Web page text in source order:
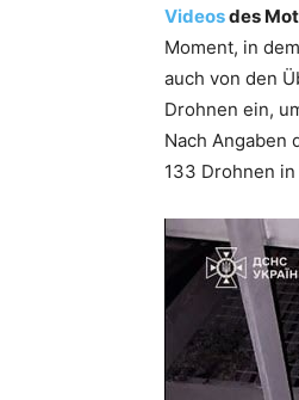
Videosdes
Moment, in
auch von den
Drohnen ein,
Nach Angaben
133 Drohnen